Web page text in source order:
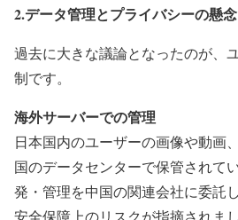
2.データ管理とプライバシーの懸念
過去に大きな議論となったのが、
制です。
海外サーバーでの管理
日本国内のユーザーの画像や動画
国のデータセンターで保管されて
発・管理を中国の関連会社に委託
安全保障上のリスクが指摘されまし